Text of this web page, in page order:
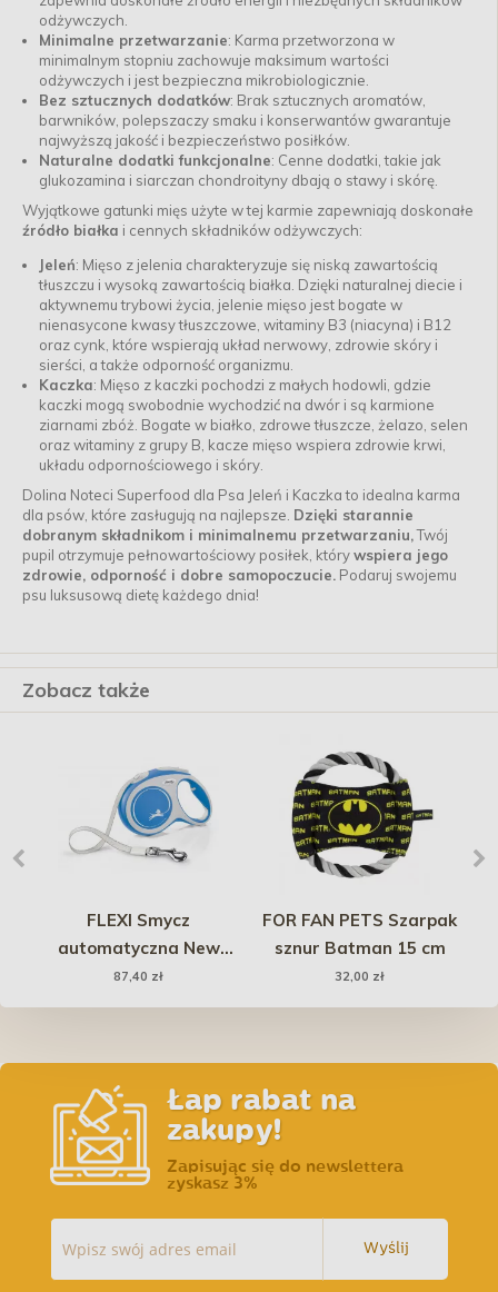
odżywczych.
Minimalne przetwarzanie: Karma przetworzona w
minimalnym stopniu zachowuje maksimum wartości
odżywczych i jest bezpieczna mikrobiologicznie.
Bez sztucznych dodatków: Brak sztucznych aromatów,
barwników, polepszaczy smaku i konserwantów gwarantuje
najwyższą jakość i bezpieczeństwo posiłków.
Naturalne dodatki funkcjonalne: Cenne dodatki, takie jak
glukozamina i siarczan chondroityny dbają o stawy i skórę.
Wyjątkowe gatunki mięs użyte w tej karmie zapewniają doskonałe
źródło białka i cennych składników odżywczych:
Jeleń: Mięso z jelenia charakteryzuje się niską zawartością
tłuszczu i wysoką zawartością białka. Dzięki naturalnej diecie i
aktywnemu trybowi życia, jelenie mięso jest bogate w
nienasycone kwasy tłuszczowe, witaminy B3 (niacyna) i B12
oraz cynk, które wspierają układ nerwowy, zdrowie skóry i
sierści, a także odporność organizmu.
Kaczka: Mięso z kaczki pochodzi z małych hodowli, gdzie
kaczki mogą swobodnie wychodzić na dwór i są karmione
ziarnami zbóż. Bogate w białko, zdrowe tłuszcze, żelazo, selen
oraz witaminy z grupy B, kacze mięso wspiera zdrowie krwi,
układu odpornościowego i skóry.
Dolina Noteci Superfood dla Psa Jeleń i Kaczka to idealna karma
dla psów, które zasługują na najlepsze. Dzięki starannie
dobranym składnikom i minimalnemu przetwarzaniu,Twój
pupil otrzymuje pełnowartościowy posiłek, którywspiera jego
zdrowie, odporność i dobre samopoczucie. Podaruj swojemu
psu luksusową dietę każdego dnia!
Zobacz także
FLEXI Smycz
automatyczna New
Comfort M taśma 5 m do
25kg - Niebieska
87,40 zł
FOR FAN PETS Szarpak
sznur Batman 15 cm
32,00 zł
Łap rabat na
zakupy!
Zapisując się do newslettera
zyskasz 3%
Wyślij